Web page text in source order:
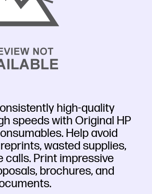
high-quality
speeds with Original HP
Help avoid
wasted supplies,
calls. Print impressive
brochures, and